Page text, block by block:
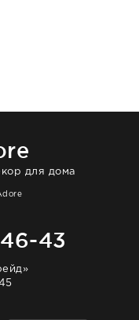
Выглядит
для дома
43